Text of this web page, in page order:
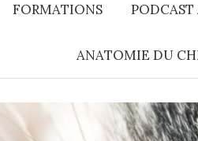
FORMATIONS
ANATOMIE DU